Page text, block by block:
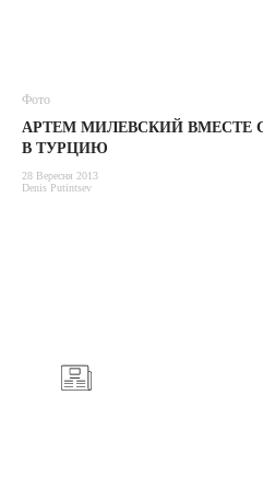
Фото
АРТЕМ МИЛЕВСКИЙ ВМЕСТЕ
В ТУРЦИЮ
28 Вересня 2013
Denis Putintsev